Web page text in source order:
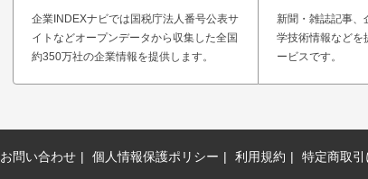
企業INDEXナビでは国税庁法人番号公表サ
イトなどオープンデータから収集した全国
約350万社の企業情報を提供します。
新聞・雑誌記事、
学技術情報などを
ービスです。
お問い合わせ 個人情報保護ポリシー 利用規約 特定商取